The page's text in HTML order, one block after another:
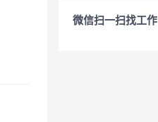
微信扫一扫找工作